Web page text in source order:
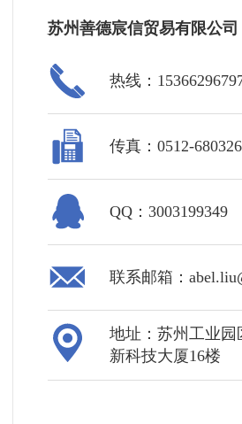
苏州善德宸信贸易有限公司
热线：
传真：0512-
QQ：3003199349
联系邮箱：
地址：苏州工业园
新科技大厦16楼